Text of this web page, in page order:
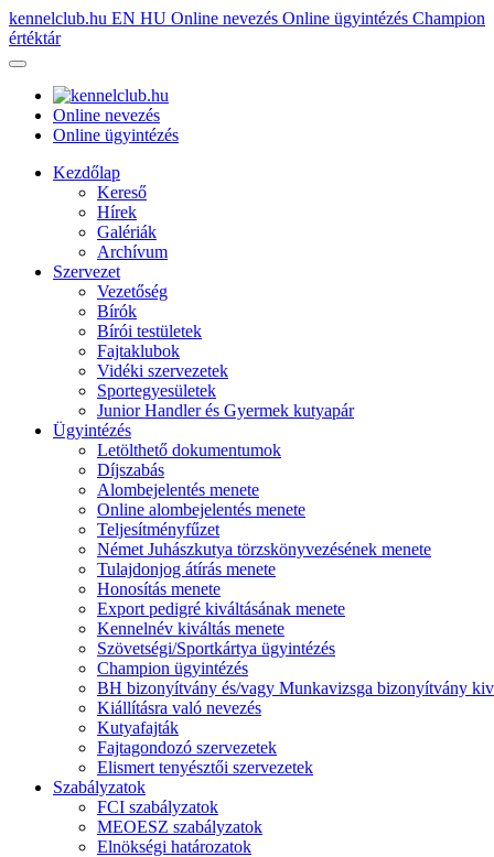
kennelclub.hu EN HU Online nevezés Online ügyintézés Champion
értéktár
Online nevezés
Online ügyintézés
Kezdőlap
Kereső
Hírek
Galériák
Archívum
Szervezet
Vezetőség
Bírók
Bírói testületek
Fajtaklubok
Vidéki szervezetek
Sportegyesületek
Junior Handler és Gyermek kutyapár
Ügyintézés
Letölthető dokumentumok
Díjszabás
Alombejelentés menete
Online alombejelentés menete
Teljesítményfűzet
Német Juhászkutya törzskönyvezésének menete
Tulajdonjog átírás menete
Honosítás menete
Export pedigré kiváltásának menete
Kennelnév kiváltás menete
Szövetségi/Sportkártya ügyintézés
Champion ügyintézés
BH bizonyítvány és/vagy Munkavizsga bizonyítvány
Kiállításra való nevezés
Kutyafajták
Fajtagondozó szervezetek
Elismert tenyésztői szervezetek
Szabályzatok
FCI szabályzatok
MEOESZ szabályzatok
Elnökségi határozatok